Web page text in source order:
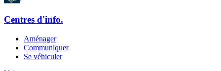
Centres d'info.
Aménager
Communiquer
Se véhiculer